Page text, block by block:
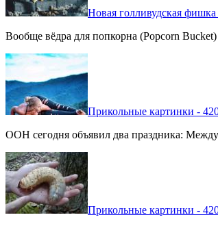
Новая голливудская
Вообще вёдра для попкорна (Popcorn
Прикольные картинки -
ООН сегодня объявил два праздника:
Прикольные картинки -